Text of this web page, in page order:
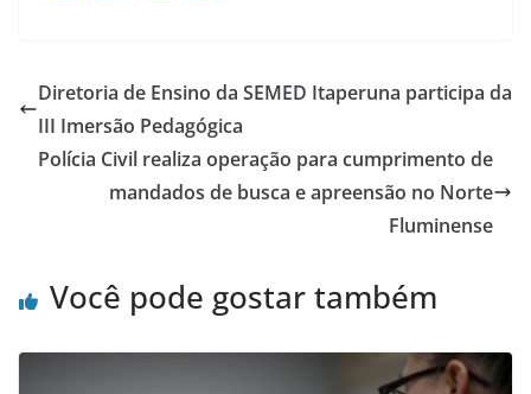
e
b
o
er s
A
p
p
e
Diretoria de Ensino da SEMED Itaperuna participa da
III Imersão Pedagógica
Polícia Civil realiza operação para cumprimento de
mandados de busca e apreensão no Norte
Fluminense
Você pode gostar também